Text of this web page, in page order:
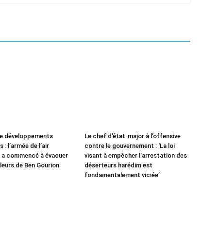
développements
: l’armée de l’air
a commencé à évacuer
de Ben Gourion
Le chef d’état-major à l’offensive
contre le gouvernement : ‘La loi
visant à empêcher l’arrestation des
déserteurs harédim est
fondamentalement viciée’